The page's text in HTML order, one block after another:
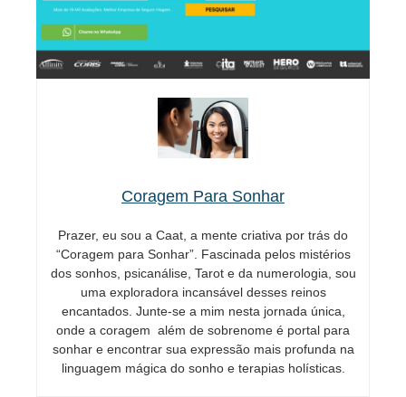
Coragem Para Sonhar
Prazer, eu sou a Caat, a mente criativa por trás do
“Coragem para Sonhar”. Fascinada pelos mistérios
dos sonhos, psicanálise, Tarot e da numerologia, sou
uma exploradora incansável desses reinos
encantados. Junte-se a mim nesta jornada única,
onde a coragem além de sobrenome é portal para
sonhar e encontrar sua expressão mais profunda na
linguagem mágica do sonho e terapias holísticas.